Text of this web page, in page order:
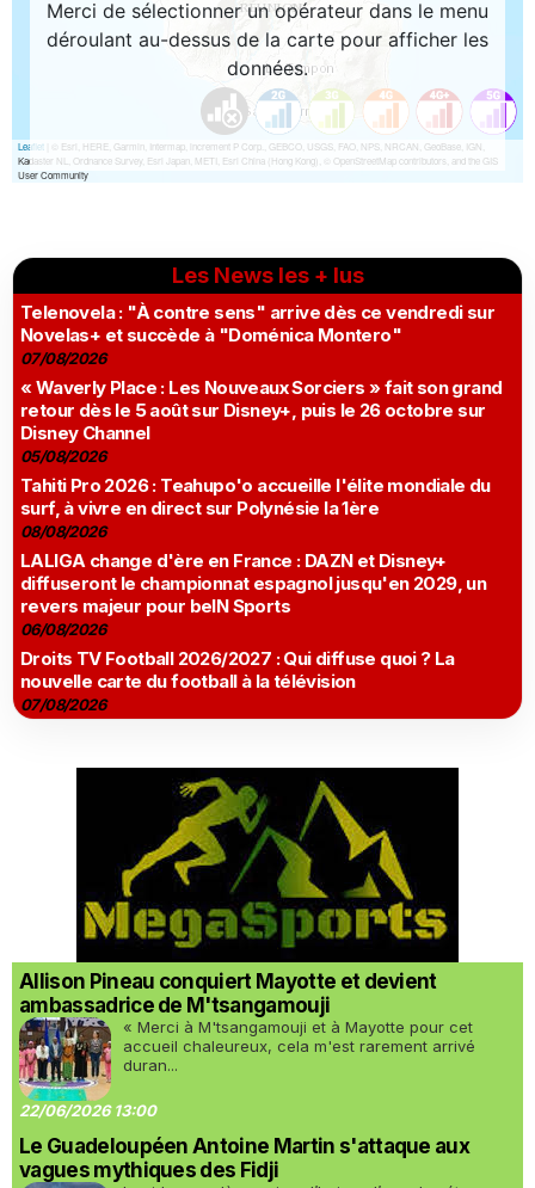
Les News les + lus
Telenovela : "À contre sens" arrive dès ce vendredi sur
Novelas+ et succède à "Doménica Montero"
07/08/2026
« Waverly Place : Les Nouveaux Sorciers » fait son grand
retour dès le 5 août sur Disney+, puis le 26 octobre sur
Disney Channel
05/08/2026
Tahiti Pro 2026 : Teahupo'o accueille l'élite mondiale du
surf, à vivre en direct sur Polynésie la 1ère
08/08/2026
LALIGA change d'ère en France : DAZN et Disney+
diffuseront le championnat espagnol jusqu'en 2029, un
revers majeur pour beIN Sports
06/08/2026
Droits TV Football 2026/2027 : Qui diffuse quoi ? La
nouvelle carte du football à la télévision
07/08/2026
Allison Pineau conquiert Mayotte et devient
ambassadrice de M'tsangamouji
« Merci à M'tsangamouji et à Mayotte pour cet
accueil chaleureux, cela m'est rarement arrivé
duran...
22/06/2026 13:00
Le Guadeloupéen Antoine Martin s'attaque aux
vagues mythiques des Fidji